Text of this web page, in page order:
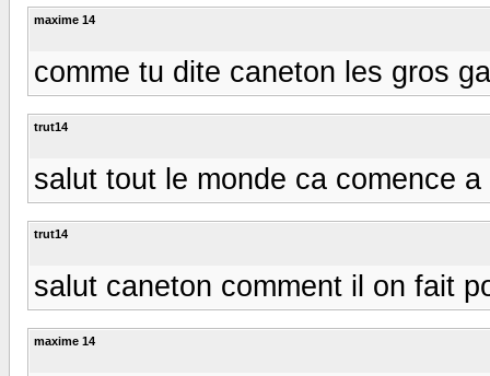
maxime 14
comme tu dite caneton les gros
trut14
salut tout le monde ca comence
trut14
salut caneton comment il on fait
maxime 14